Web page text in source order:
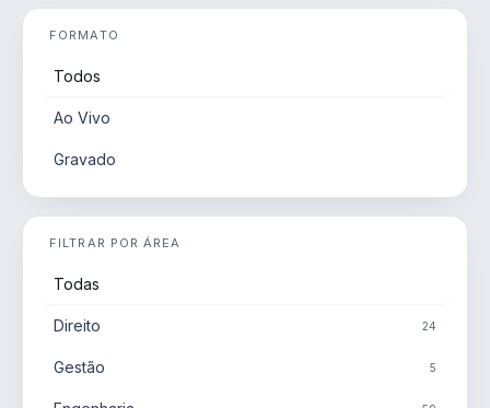
FORMATO
Todos
Ao Vivo
Gravado
FILTRAR POR ÁREA
Todas
Direito 24
Gestão 5